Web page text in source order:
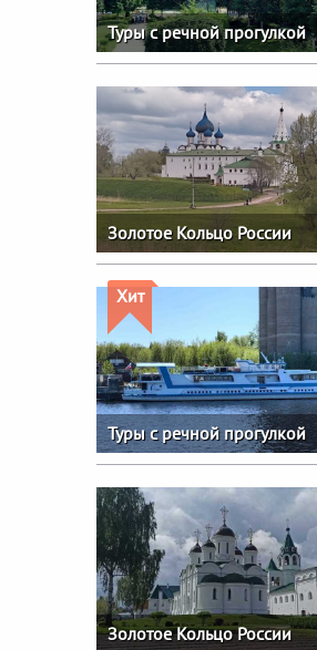
Туры с речной прогулкой
Золотое Кольцо России
Хит
Туры с речной прогулкой
Золотое Кольцо России